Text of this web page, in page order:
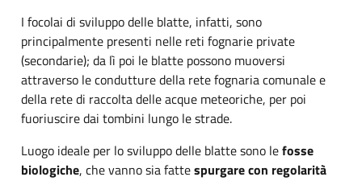
I focolai di sviluppo delle blatte, infatti, sono
principalmente presenti nelle reti fognarie private
(secondarie); da lì poi le blatte possono muoversi
attraverso le condutture della rete fognaria comunale e
della rete di raccolta delle acque meteoriche, per poi
fuoriuscire dai tombini lungo le strade.
Luogo ideale per lo sviluppo delle blatte sono lefosse
biologiche, che vanno sia fattespurgarecon regolarità